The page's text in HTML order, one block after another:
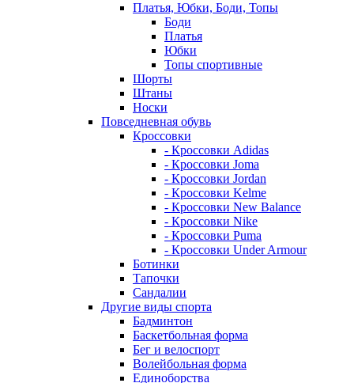
Платья, Юбки, Боди, Топы
Боди
Платья
Юбки
Топы спортивные
Шорты
Штаны
Носки
Повседневная обувь
Кроссовки
- Кроссовки Adidas
- Кроссовки Joma
- Кроссовки Jordan
- Кроссовки Kelme
- Кроссовки New Balance
- Кроссовки Nike
- Кроссовки Puma
- Кроссовки Under Armour
Ботинки
Тапочки
Сандалии
Другие виды спорта
Бадминтон
Баскетбольная форма
Бег и велоспорт
Волейбольная форма
Единоборства